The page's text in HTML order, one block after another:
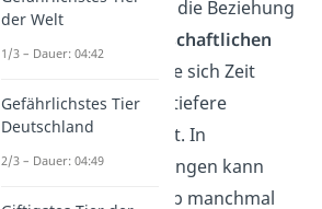
sich, ob ihre Partnerin die Beziehung
freundschaftlichen
sieht oder ob sie sich Zeit
nimmt, bevor sie eine tiefere
Liebeserklärung macht. In
romantischen Beziehungen kann
„Hab dich lieb“ deshalb manchmal
der Welt
1/3 – Dauer: 04:42
Gefährlichstes Tier
Deutschland
2/3 – Dauer: 04:49